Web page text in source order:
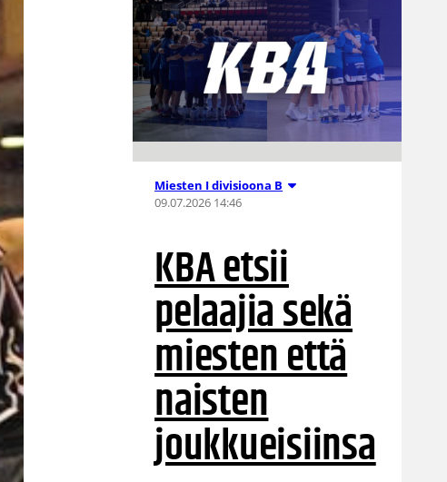
Miesten I divisioona B
09.07.2026 14:46
KBA etsii
pelaajia sekä
miesten että
naisten
joukkueisiinsa